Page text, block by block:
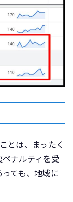
とは、まったく
ナルティを受
ても、地域に